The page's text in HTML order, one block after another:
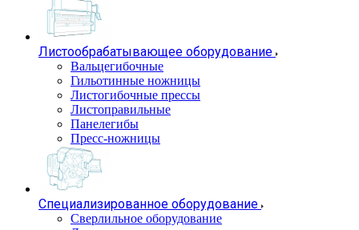
Листообрабатывающее оборудование
Вальцегибочные
Гильотинные ножницы
Листогибочные прессы
Листоправильные
Панелегибы
Пресс-ножницы
Специализированное оборудование
Сверлильное оборудование